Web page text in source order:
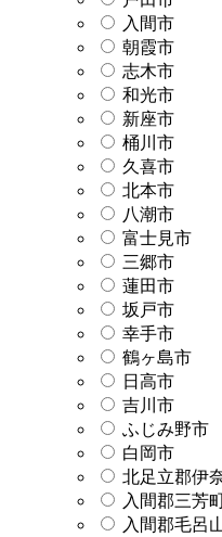
入間市
朝霞市
志木市
和光市
新座市
桶川市
久喜市
北本市
八潮市
富士見市
三郷市
蓮田市
坂戸市
幸手市
鶴ヶ島市
日高市
吉川市
ふじみ野市
白岡市
北足立郡伊
入間郡三芳
入間郡毛呂